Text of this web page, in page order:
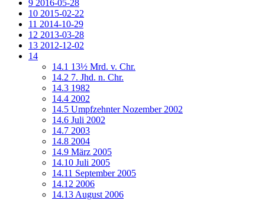
9 2016-05-28
10 2015-02-22
11 2014-10-29
12 2013-03-28
13 2012-12-02
14
14.1 13½ Mrd. v. Chr.
14.2 7. Jhd. n. Chr.
14.3 1982
14.4 2002
14.5 Umpfzehnter Nozember 2002
14.6 Juli 2002
14.7 2003
14.8 2004
14.9 März 2005
14.10 Juli 2005
14.11 September 2005
14.12 2006
14.13 August 2006